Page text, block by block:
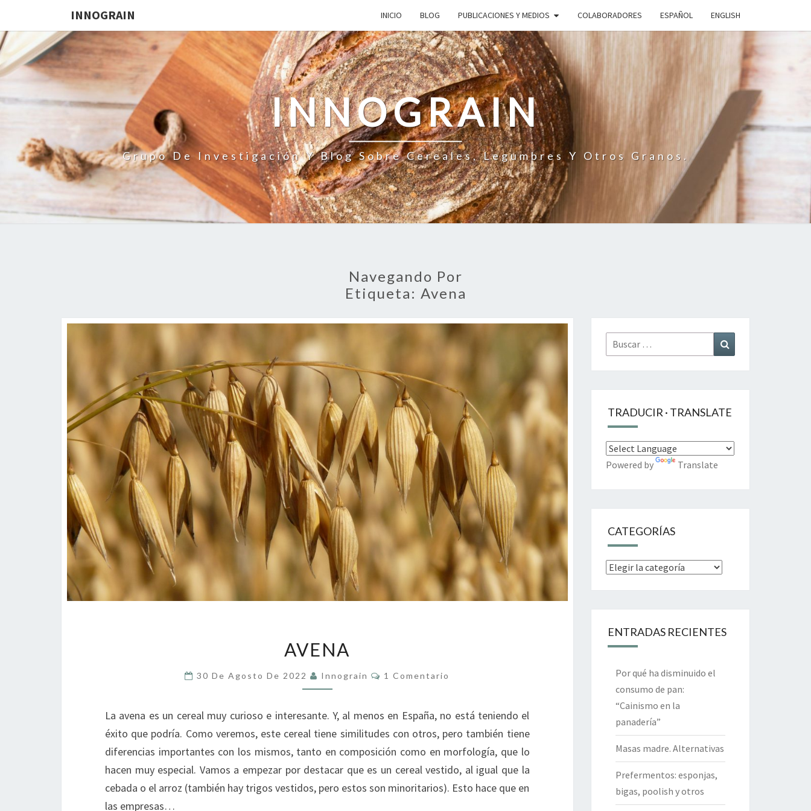
INNOGRAIN INICIO BLOG PUBLICACIONES Y MEDIOS COLABORADORES ESPAÑOL ENGLISH
INNOGRAIN
Grupo De Investigación Y Blog Sobre Cereales, Legumbres Y Otros Granos.
Navegando Por
Etiqueta: Avena
AVENA
30 De Agosto De 2022 Innograin Comentarios
1 Comentario
La avena es un cereal muy curioso e interesante. Y, al menos en España, no está teniendo el
éxito que podría. Como veremos, este cereal tiene similitudes con otros, pero también tiene
diferencias importantes con los mismos, tanto en composición como en morfología, que lo
hacen muy especial. Vamos a empezar por destacar que es un cereal vestido, al igual que la
cebada o el arroz (también hay trigos vestidos, pero estos son minoritarios). Esto hace que en
las empresas…
Buscar
por:
TRADUCIR · TRANSLATE
Powered by Translate
CATEGORÍAS
Categorías
ENTRADAS RECIENTES
Por qué ha disminuido el
consumo de pan:
“Cainismo en la
panadería”
Masas madre. Alternativas
Prefermentos: esponjas,
bigas, poolish y otros